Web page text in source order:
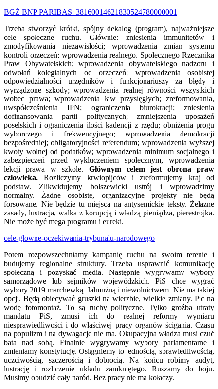
BGŻ BNP PARIBAS: 38160014621830524780000001
Trzeba stworzyć krótki, spójny dekalog (program), najważniejsze
cele społeczne ruchu. Głównie: zniesienia immunitetów i
zmodyfikowania niezawisłości; wprowadzenia zmian systemu
kontroli orzeczeń; wprowadzenia realnego, Społecznego Rzecznika
Praw Obywatelskich; wprowadzenia obywatelskiego nadzoru i
odwołań kolegialnych od orzeczeń; wprowadzenia osobistej
odpowiedzialności urzędników i funkcjonariuszy za błędy i
wyrządzone szkody; wprowadzenia realnej równości wszystkich
wobec prawa; wprowadzenia ław przysięgłych; zreformowania,
uwspółcześnienia IPN; ograniczenia biurokracji; zniesienia
dofinansowania partii politycznych; zmniejszenia uposażeń
poselskich i ograniczenia ilości kadencji z rzędu; obniżenia progu
wyborczego i frekwencyjnego; wprowadzenia demokracji
bezpośredniej; obligatoryjności referendum; wprowadzenia wyższej
kwoty wolnej od podatków; wprowadzenia minimum socjalnego i
zabezpieczeń przed wykluczeniem społecznym, wprowadzenia
lekcji prawa w szkole. Głównym celem jest obrona praw
człowieka. Rozliczymy krwiopijców i zreformujemy kraj od
podstaw. Zlikwidujemy bolszewicki ustrój i wprowadzimy
normalny. Żadne osobiste, organizacyjne projekty nie będą
forsowane. Nie będzie tu miejsca na antysemickie teksty. Żelazne
zasady, lustracja, walka z korupcją i władzą pieniądza, pierestrojka.
Nie może być mega programu i eureki.
cele-glowne-oczekiwania-trybunalu-narodowego
Potem rozpowszechniamy kampanię ruchu na swoim terenie i
budujemy regionalne struktury. Trzeba usprawnić komunikację
społeczną i pozyskać media. Następnie wygrywamy wybory
samorządowe lub sejmików wojewódzkich. PiS chce wygrać
wybory 2019 marchewką. Jałmużną i niewolnictwem. Nie ma takiej
opcji. Będą obiecywać gruszki na wierzbie, wielkie zmiany. Pic na
wodę fotomontaż. To są ruchy polityczne. Tylko groźba utraty
mandatu PiS, zmusi ich do realnej reformy wymiaru
niesprawiedliwości i do właściwej pracy organów ścigania. Czasu
na populizm i na dywagacje nie ma. Okupacyjna władza musi czuć
bata nad sobą. Finalnie wygrywamy wybory parlamentarne i
zmieniamy konstytucję. Osiągniemy to jednością, sprawiedliwością,
uczciwością, szczerością i dobrocią. Na końcu robimy audyt,
lustrację i rozliczenie układu zamkniętego. Ruszamy do boju.
Musimy obudzić cały naród. Bez pracy nie ma kołaczy.